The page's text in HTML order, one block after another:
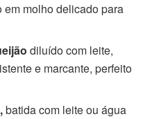
em molho delicado para
diluído com leite,
e marcante, perfeito
batida com leite ou água